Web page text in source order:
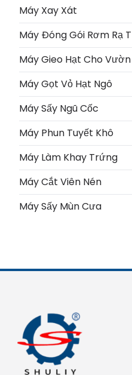
Máy Xay Xát
Máy Đóng Gói Rơm Rạ
Máy Gieo Hạt Cho
Máy Gọt Vỏ Hạt Ngô
Máy Sấy Ngũ Cốc
Máy Phun Tuyết Khô
Máy Làm Khay Trứng
Máy Cắt Viên Nén
Máy Sấy Mùn Cưa